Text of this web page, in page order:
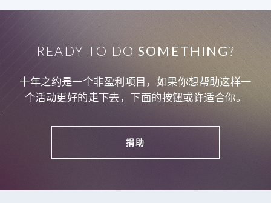
READY TO DOSOMETHING?
十年之约是一个非盈利项目，如果你想帮助这样一
个活动更好的走下去，下面的按钮或许适合你。
捐助